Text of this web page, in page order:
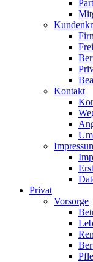
Kontakt
Privat
Vorsorge